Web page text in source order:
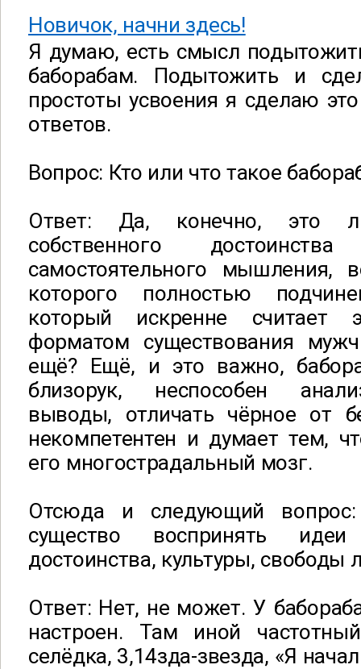
Новичок, начни здесь!
Я думаю, есть смысл
баборабам. Подытожить и
простоты усвоения я сделаю
ответов.
Вопрос: Кто или что такое
Ответ: Да, конечно, это
собственного
самостоятельного мышления,
которого полностью
который искренне считает
форматом существования
ещё? Ещё, и это важно,
близорук, неспособен
выводы, отличать чёрное от
некомпетентен и думает тем,
его многострадальный мозг.
Отсюда и следующий
существо воспринять
достоинства, культуры, свободы
Ответ: Нет, не может. У
настроен. Там иной
селёдка, 3,14зда-звезда, «Я